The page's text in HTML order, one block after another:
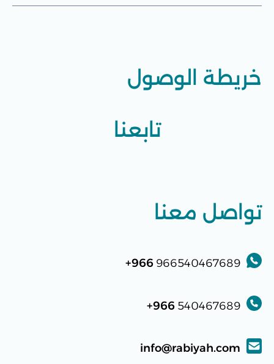
تواصل معنا
966540467689
966+
540467689
966+
info@rabiyah.com
تابعنا
خريطة الوصول